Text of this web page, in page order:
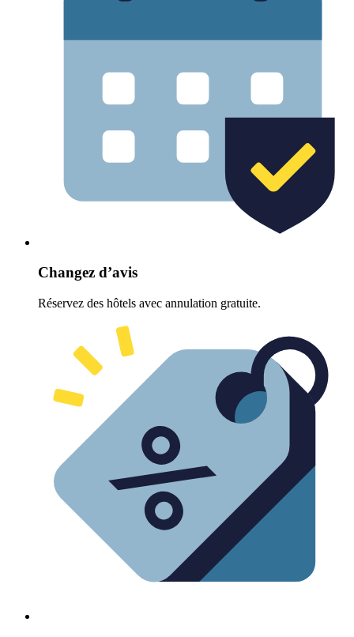
Changez d’avis
Réservez des hôtels avec annulation gratuite.